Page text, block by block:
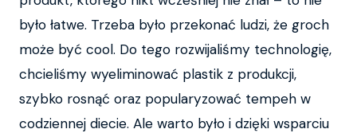
było łatwe. Trzeba było przekonać ludzi, że groch
może być cool. Do tego rozwijaliśmy technologię,
chcieliśmy wyeliminować plastik z produkcji,
szybko rosnąć oraz popularyzować tempeh w
codziennej diecie. Ale warto było i dzięki wsparciu